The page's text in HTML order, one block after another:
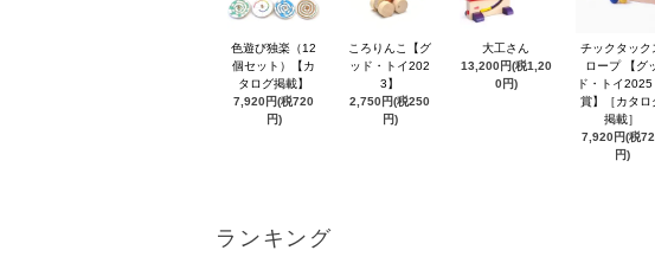
色遊び独楽（12
個セット）【カ
タログ掲載】
7,920円(税720
円)
ころりんこ【グ
ッド・トイ202
3】
2,750円(税250
円)
大工さん
13,200円(税1,20
0円)
チックタック
ロープ 【グ
ド・トイ2025
賞】［カタロ
掲載］
7,920円(税
円)
ランキング